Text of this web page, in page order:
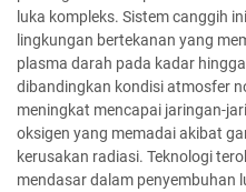
luka kompleks. Sistem canggih
lingkungan bertekanan yang
plasma darah pada kadar
dibandingkan kondisi atmosfer
meningkat mencapai jaringan-
oksigen yang memadai akibat
kerusakan radiasi. Teknologi
mendasar dalam penyembuhan